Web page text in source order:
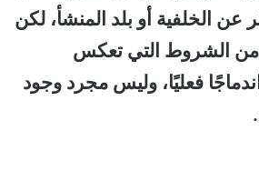
عن الخلفية أو بلد المنشأ، لكن
الشروط التي تعكس
فعليًا، وليس مجرد وجود